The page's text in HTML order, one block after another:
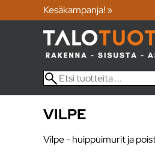
Kesäkampanja! »
VILPE
Vilpe - huippuimurit ja